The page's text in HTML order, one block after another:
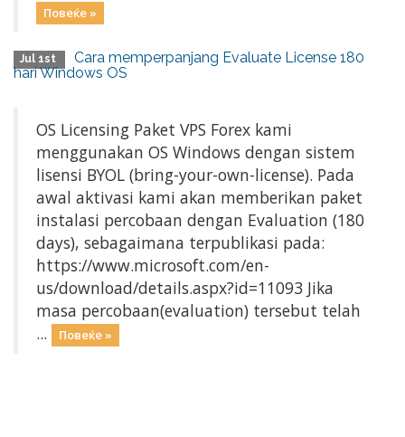
Повеќе »
Jul 1st
Cara memperpanjang Evaluate License 180
hari Windows OS
OS Licensing Paket VPS Forex kami
menggunakan OS Windows dengan sistem
lisensi BYOL (bring-your-own-license). Pada
awal aktivasi kami akan memberikan paket
instalasi percobaan dengan Evaluation (180
days), sebagaimana terpublikasi pada:
https://www.microsoft.com/en-
us/download/details.aspx?id=11093 Jika
masa percobaan(evaluation) tersebut telah
...
Повеќе »